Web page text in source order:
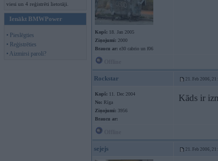
viesi un 4 reģistrēti lietotāji.
Ienākt BMWPower
• Pieslēgties
• Reģistrēties
• Aizmirsi paroli?
Kopš: 18. Jan 2005
Ziņojumi: 2000
Braucu ar: e30 cabrio un f06
Rockstar 21. Feb 2006,
Kopš: 11. Dec 2004
No: Rīga
Ziņojumi: 3956
Braucu ar:
Kāds ir
sejejs 21. Feb 2006,